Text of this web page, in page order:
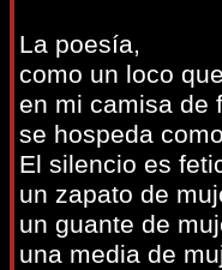
La poesía,
como un loco
en mi camisa de
se hospeda
El silencio es
un zapato de
un guante de
una media de